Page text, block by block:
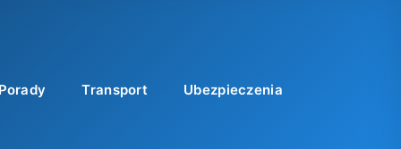
Porady Transport Ubezpieczenia